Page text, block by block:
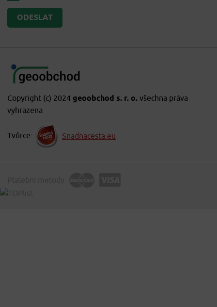
Copyright (c) 2024 geoobchod s. r. o. všechna práva
vyhrazena
Tvůrce: Snadnacesta.eu